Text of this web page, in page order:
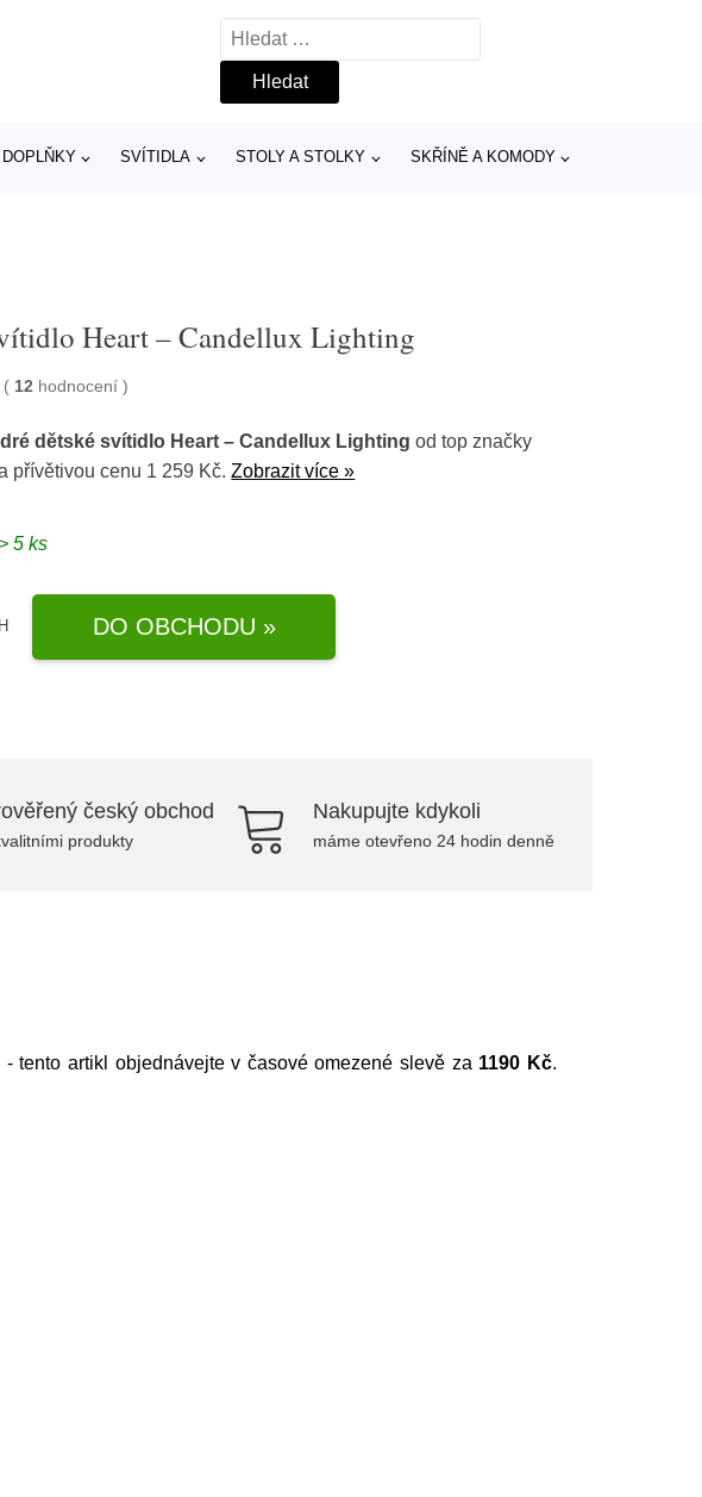
Vyhledávání
SVÍTIDLA STOLY A STOLKY SKŘÍNĚ A KOMODY
Heart – Candellux Lighting
( 12 hodnocení)
dětské svítidlo Heart – Candellux Lighting od top značky
přívětivou cenu 1 259 Kč.Zobrazit více »
5 ks
DO OBCHODU »
český obchod
produkty
Nakupujte kdykoli
máme otevřeno 24 hodin denně
- tento artikl objednávejte v časové omezené slevě za 1190 Kč.